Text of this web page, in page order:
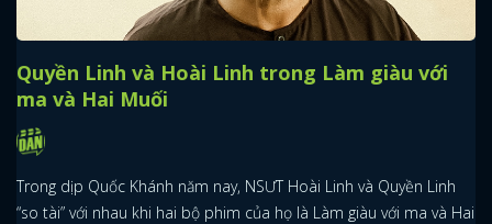
Quyền Linh và Hoài Linh trong Làm giàu với
ma và Hai Muối
Trong dịp Quốc Khánh năm nay, NSƯT Hoài Linh và Quyền Linh
“so tài” với nhau khi hai bộ phim của họ là Làm giàu với ma và Hai